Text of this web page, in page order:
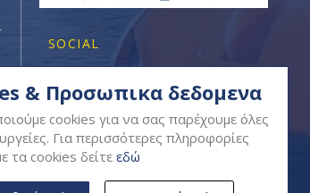
SOCIAL
& Προσωπικα δεδομενα
cookies για να σας παρέχουμε όλες
Για περισσότερες πληροφορίες
τα cookies δείτεεδώ